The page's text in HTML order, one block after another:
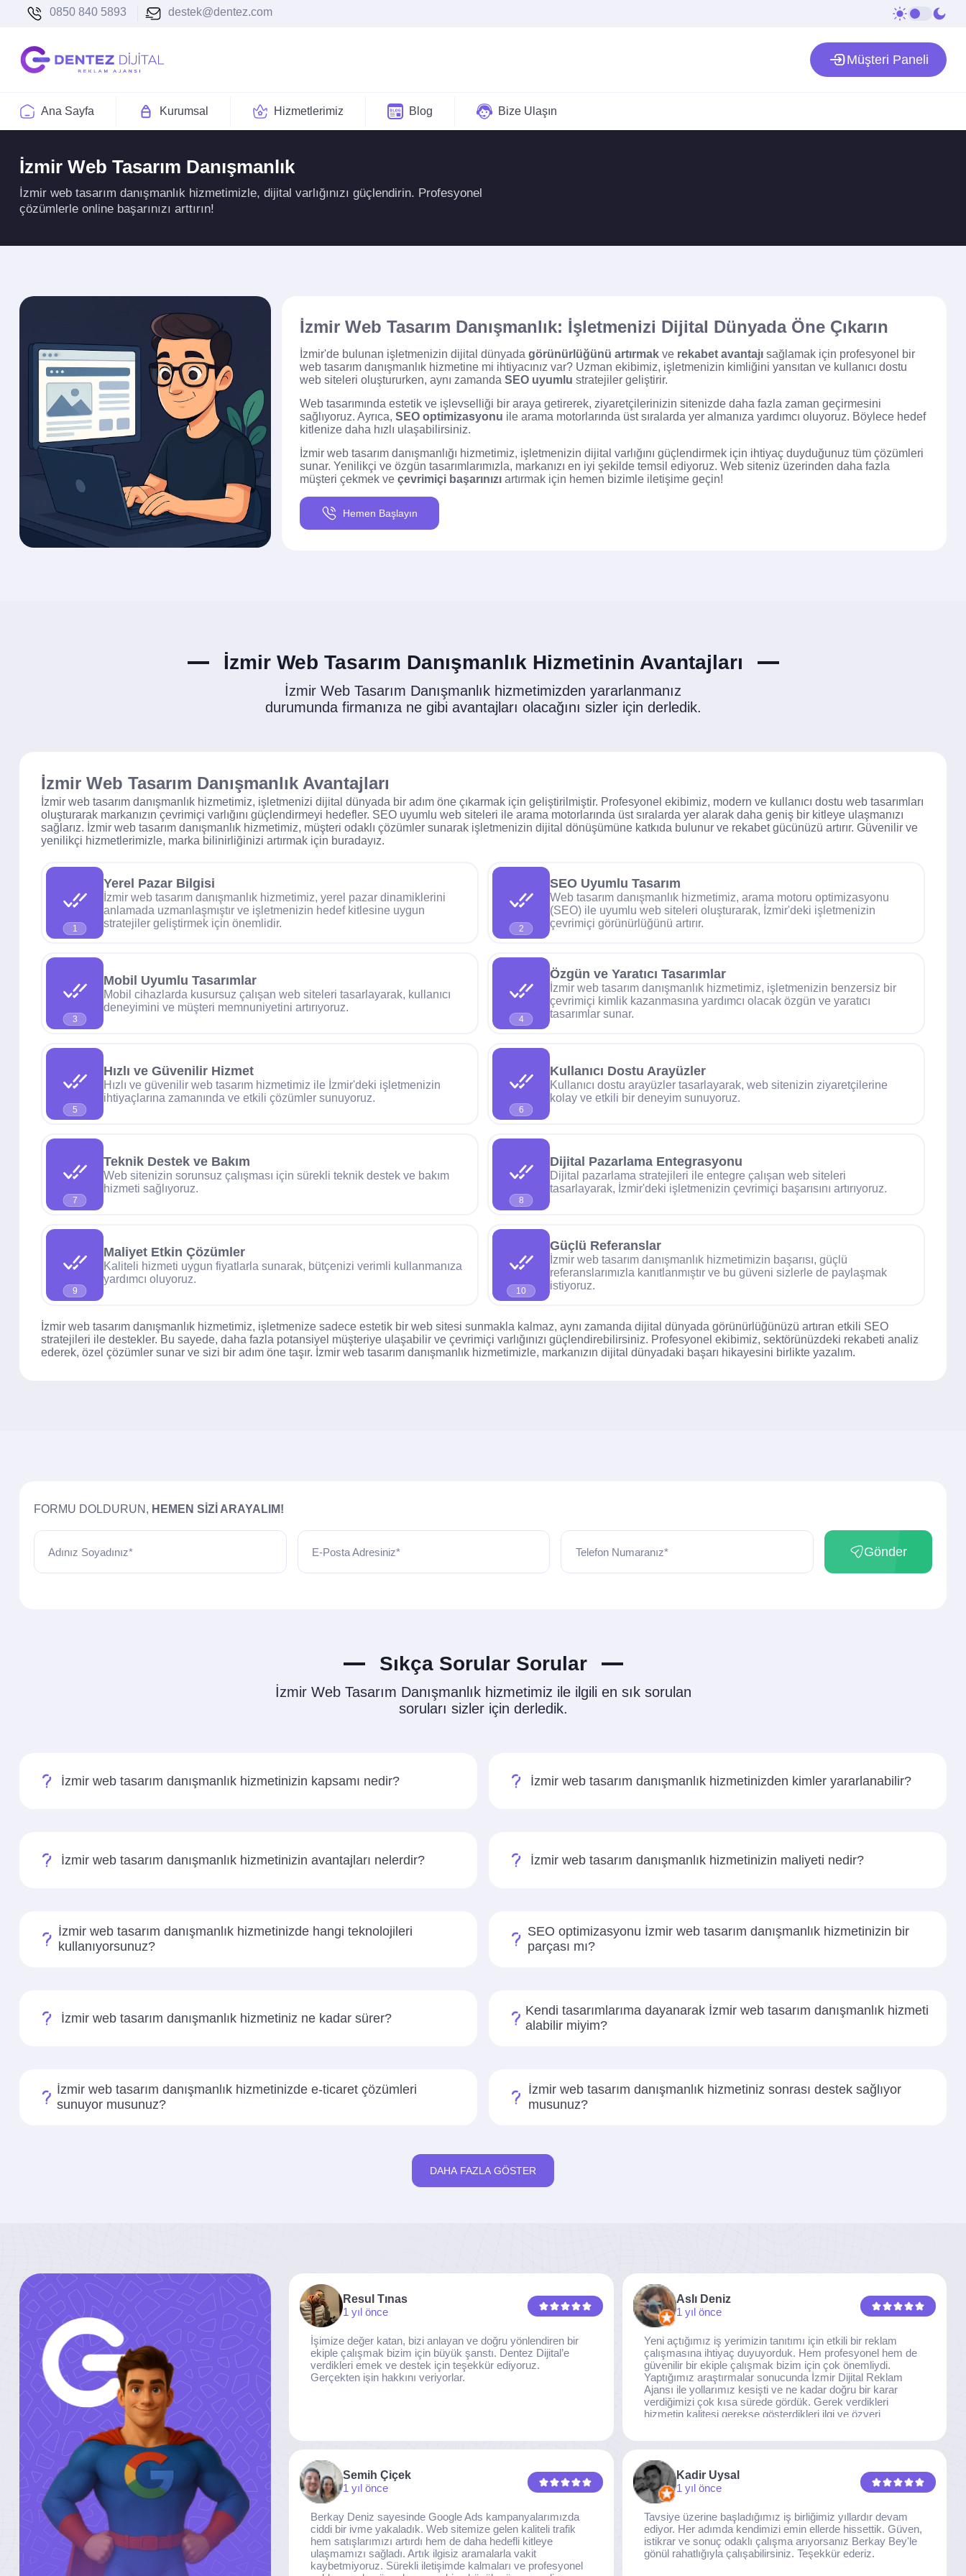
0850 840 5893 destek@dentez.com
Müşteri Paneli
Ana Sayfa Kurumsal Hizmetlerimiz Blog Bize Ulaşın
İzmir Web Tasarım Danışmanlık
İzmir web tasarım danışmanlık hizmetimizle, dijital varlığınızı güçlendirin. Profesyonel
çözümlerle online başarınızı arttırın!
İzmir Web Tasarım Danışmanlık: İşletmenizi Dijital Dünyada Öne Çıkarın
İzmir'de bulunan işletmenizin dijital dünyada görünürlüğünü artırmak ve rekabet avantajı sağlamak için profesyonel bir
web tasarım danışmanlık hizmetine mi ihtiyacınız var? Uzman ekibimiz, işletmenizin kimliğini yansıtan ve kullanıcı dostu
web siteleri oluştururken, aynı zamanda SEO uyumlu stratejiler geliştirir.
Web tasarımında estetik ve işlevselliği bir araya getirerek, ziyaretçilerinizin sitenizde daha fazla zaman geçirmesini
sağlıyoruz. Ayrıca, SEO optimizasyonu ile arama motorlarında üst sıralarda yer almanıza yardımcı oluyoruz. Böylece hedef
kitlenize daha hızlı ulaşabilirsiniz.
İzmir web tasarım danışmanlığı hizmetimiz, işletmenizin dijital varlığını güçlendirmek için ihtiyaç duyduğunuz tüm çözümleri
sunar. Yenilikçi ve özgün tasarımlarımızla, markanızı en iyi şekilde temsil ediyoruz. Web siteniz üzerinden daha fazla
müşteri çekmek ve çevrimiçi başarınızı artırmak için hemen bizimle iletişime geçin!
Hemen Başlayın
İzmir Web Tasarım Danışmanlık Hizmetinin Avantajları
İzmir Web Tasarım Danışmanlık hizmetimizden yararlanmanız
durumunda firmanıza ne gibi avantajları olacağını sizler için derledik.
İzmir Web Tasarım Danışmanlık Avantajları
İzmir web tasarım danışmanlık hizmetimiz, işletmenizi dijital dünyada bir adım öne çıkarmak için geliştirilmiştir. Profesyonel ekibimiz, modern ve kullanıcı dostu web tasarımları
oluşturarak markanızın çevrimiçi varlığını güçlendirmeyi hedefler. SEO uyumlu web siteleri ile arama motorlarında üst sıralarda yer alarak daha geniş bir kitleye ulaşmanızı
sağlarız. İzmir web tasarım danışmanlık hizmetimiz, müşteri odaklı çözümler sunarak işletmenizin dijital dönüşümüne katkıda bulunur ve rekabet gücünüzü artırır. Güvenilir ve
yenilikçi hizmetlerimizle, marka bilinirliğinizi artırmak için buradayız.
1
Yerel Pazar Bilgisi
İzmir web tasarım danışmanlık hizmetimiz, yerel pazar dinamiklerini
anlamada uzmanlaşmıştır ve işletmenizin hedef kitlesine uygun
stratejiler geliştirmek için önemlidir.
2
SEO Uyumlu Tasarım
Web tasarım danışmanlık hizmetimiz, arama motoru optimizasyonu
(SEO) ile uyumlu web siteleri oluşturarak, İzmir'deki işletmenizin
çevrimiçi görünürlüğünü artırır.
3
Mobil Uyumlu Tasarımlar
Mobil cihazlarda kusursuz çalışan web siteleri tasarlayarak, kullanıcı
deneyimini ve müşteri memnuniyetini artırıyoruz.
4
Özgün ve Yaratıcı Tasarımlar
İzmir web tasarım danışmanlık hizmetimiz, işletmenizin benzersiz bir
çevrimiçi kimlik kazanmasına yardımcı olacak özgün ve yaratıcı
tasarımlar sunar.
5
Hızlı ve Güvenilir Hizmet
Hızlı ve güvenilir web tasarım hizmetimiz ile İzmir'deki işletmenizin
ihtiyaçlarına zamanında ve etkili çözümler sunuyoruz.
6
Kullanıcı Dostu Arayüzler
Kullanıcı dostu arayüzler tasarlayarak, web sitenizin ziyaretçilerine
kolay ve etkili bir deneyim sunuyoruz.
7
Teknik Destek ve Bakım
Web sitenizin sorunsuz çalışması için sürekli teknik destek ve bakım
hizmeti sağlıyoruz.
8
Dijital Pazarlama Entegrasyonu
Dijital pazarlama stratejileri ile entegre çalışan web siteleri
tasarlayarak, İzmir'deki işletmenizin çevrimiçi başarısını artırıyoruz.
9
Maliyet Etkin Çözümler
Kaliteli hizmeti uygun fiyatlarla sunarak, bütçenizi verimli kullanmanıza
yardımcı oluyoruz.
10
Güçlü Referanslar
İzmir web tasarım danışmanlık hizmetimizin başarısı, güçlü
referanslarımızla kanıtlanmıştır ve bu güveni sizlerle de paylaşmak
istiyoruz.
İzmir web tasarım danışmanlık hizmetimiz, işletmenize sadece estetik bir web sitesi sunmakla kalmaz, aynı zamanda dijital dünyada görünürlüğünüzü artıran etkili SEO
stratejileri ile destekler. Bu sayede, daha fazla potansiyel müşteriye ulaşabilir ve çevrimiçi varlığınızı güçlendirebilirsiniz. Profesyonel ekibimiz, sektörünüzdeki rekabeti analiz
ederek, özel çözümler sunar ve sizi bir adım öne taşır. İzmir web tasarım danışmanlık hizmetimizle, markanızın dijital dünyadaki başarı hikayesini birlikte yazalım.
FORMU DOLDURUN, HEMEN SIZI ARAYALIM!
Adınız Soyadınız* E-Posta Adresiniz* Telefon Numaranız* Gönder
Sıkça Sorular Sorular
İzmir Web Tasarım Danışmanlık hizmetimiz ile ilgili en sık sorulan
soruları sizler için derledik.
İzmir web tasarım danışmanlık hizmetinizin kapsamı nedir? İzmir web tasarım danışmanlık hizmetinizden kimler yararlanabilir?
İzmir web tasarım danışmanlık hizmetinizin avantajları nelerdir? İzmir web tasarım danışmanlık hizmetinizin maliyeti nedir?
İzmir web tasarım danışmanlık hizmetinizde hangi teknolojileri
kullanıyorsunuz?
SEO optimizasyonu İzmir web tasarım danışmanlık hizmetinizin bir
parçası mı?
İzmir web tasarım danışmanlık hizmetiniz ne kadar sürer?
Kendi tasarımlarıma dayanarak İzmir web tasarım danışmanlık hizmeti
alabilir miyim?
İzmir web tasarım danışmanlık hizmetinizde e-ticaret çözümleri
sunuyor musunuz?
İzmir web tasarım danışmanlık hizmetiniz sonrası destek sağlıyor
musunuz?
DAHA FAZLA GÖSTER
Resul Tınas
1 yıl önce
İşimize değer katan, bizi anlayan ve doğru yönlendiren bir
ekiple çalışmak bizim için büyük şanstı. Dentez Dijital’e
verdikleri emek ve destek için teşekkür ediyoruz.
Gerçekten işin hakkını veriyorlar.
Aslı Deniz
1 yıl önce
Yeni açtığımız iş yerimizin tanıtımı için etkili bir reklam
çalışmasına ihtiyaç duyuyorduk. Hem profesyonel hem de
güvenilir bir ekiple çalışmak bizim için çok önemliydi.
Yaptığımız araştırmalar sonucunda İzmir Dijital Reklam
Ajansı ile yollarımız kesişti ve ne kadar doğru bir karar
verdiğimizi çok kısa sürede gördük. Gerek verdikleri
hizmetin kalitesi gerekse gösterdikleri ilgi ve özveri
Kaliteden asla taviz vermeyen, her detaya özen gösteren
İzmir Dijital Reklam Ajansı ekibine gönülden teşekkür
ederiz.
Semih Çiçek
1 yıl önce
Berkay Deniz sayesinde Google Ads kampanyalarımızda
ciddi bir ivme yakaladık. Web sitemize gelen kaliteli trafik
hem satışlarımızı artırdı hem de daha hedefli kitleye
ulaşmamızı sağladı. Artık ilgisiz aramalarla vakit
kaybetmiyoruz. Sürekli iletişimde kalmaları ve profesyonel
Kadir Uysal
1 yıl önce
Tavsiye üzerine başladığımız iş birliğimiz yıllardır devam
ediyor. Her adımda kendimizi emin ellerde hissettik. Güven,
istikrar ve sonuç odaklı çalışma arıyorsanız Berkay Bey'le
gönül rahatlığıyla çalışabilirsiniz. Teşekkür ederiz.